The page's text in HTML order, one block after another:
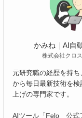
かみね｜AI自
株式会社クロ
元研究職の経歴を持
から毎日最新技術を検
上げの専門家です。
AIツール「Felo」公